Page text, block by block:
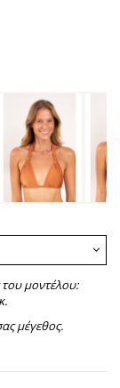
μοντέλου:
μέγεθος.